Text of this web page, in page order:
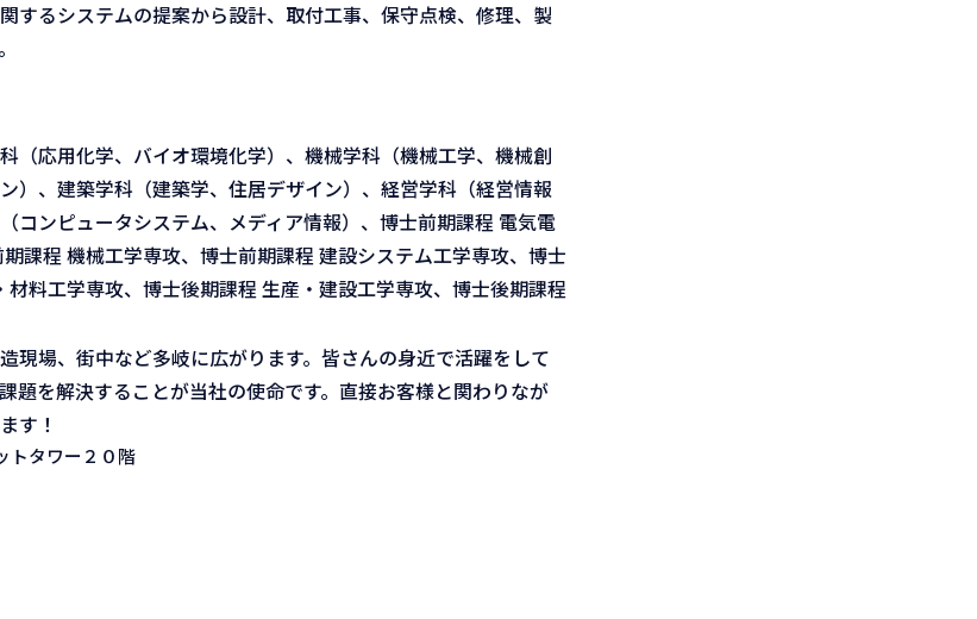
するシステムの提案から設計、取付工事、保守点検、修理、製
（応用化学、バイオ環境化学）、機械学科（機械工学、機械創
）、建築学科（建築学、住居デザイン）、経営学科（経営情報
コンピュータシステム、メディア情報）、博士前期課程 電気電
課程 機械工学専攻、博士前期課程 建設システム工学専攻、博士
料工学専攻、博士後期課程 生産・建設工学専攻、博士後期課程
現場、街中など多岐に広がります。皆さんの身近で活躍をして
題を解決することが当社の使命です。直接お客様と関わりなが
す！
トタワー２０階